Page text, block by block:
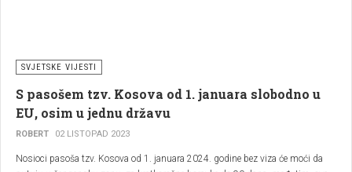
SVJETSKE VIJESTI
S pasošem tzv. Kosova od 1. januara slobodno u
EU, osim u jednu državu
ROBERT 02 LISTOPAD 2023
Nosioci pasoša tzv. Kosova od 1. januara 2024. godine bez viza će moći da